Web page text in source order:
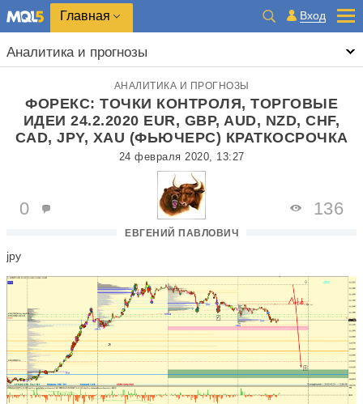
Главная Вход
Аналитика и прогнозы
АНАЛИТИКА И ПРОГНОЗЫ
ФОРЕКС: ТОЧКИ КОНТРОЛЯ, ТОРГОВЫЕ
ИДЕИ 24.2.2020 EUR, GBP, AUD, NZD, CHF,
CAD, JPY, XAU (ФЬЮЧЕРС) КРАТКОСРОЧКА
24 февраля 2020, 13:27
ЕВГЕНИЙ ПАВЛОВИЧ
0 136
jpy